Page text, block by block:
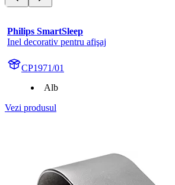
Philips SmartSleep
Inel decorativ pentru afişaj
CP1971/01
Alb
Vezi produsul